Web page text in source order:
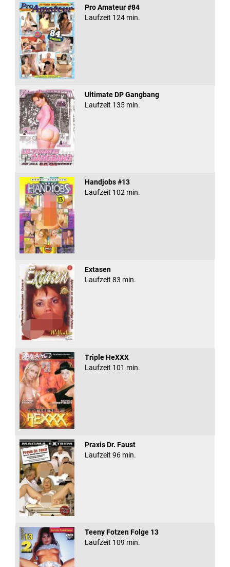
Pro Amateur #84
Laufzeit 124 min.
Ultimate DP Gangbang
Laufzeit 135 min.
Handjobs #13
Laufzeit 102 min.
Extasen
Laufzeit 83 min.
Triple HeXXX
Laufzeit 101 min.
Praxis Dr. Faust
Laufzeit 96 min.
Teeny Fotzen Folge 13
Laufzeit 109 min.